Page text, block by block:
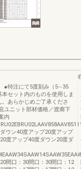
●特注にて5度刻み（5∼35
セット内のものを使用しま
あらかじめご了承くださ
ユニット部材価格／渡廊下
内
ウン40度アップ20度アップ
度アップ40度ダウン20度ダ
間口：30間口：30間口：12